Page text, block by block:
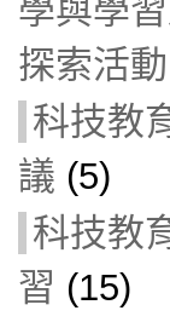
學與學
探索活動
科技教
議 (5)
科技教
習 (15)